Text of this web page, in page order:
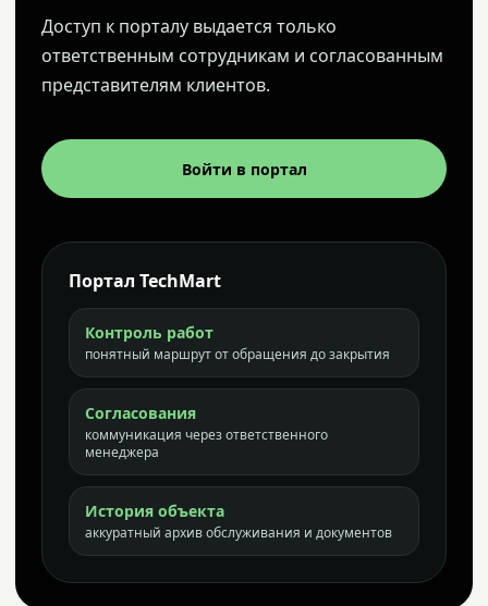
Доступ к порталу выдается только
ответственным сотрудникам и согласованным
представителям клиентов.
Войти в портал
Портал TechMart
Контроль работ
понятный маршрут от обращения до закрытия
Согласования
коммуникация через ответственного
менеджера
История объекта
аккуратный архив обслуживания и документов